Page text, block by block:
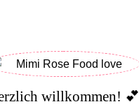
willkommen! 💕